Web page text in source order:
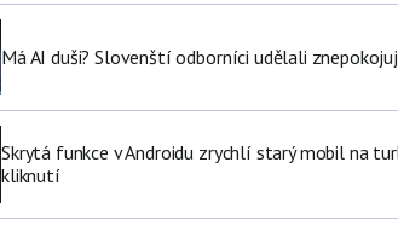
Má AI duši? Slovenští odborníci udělali
Skrytá funkce v Androidu zrychlí starý mobil na
kliknutí